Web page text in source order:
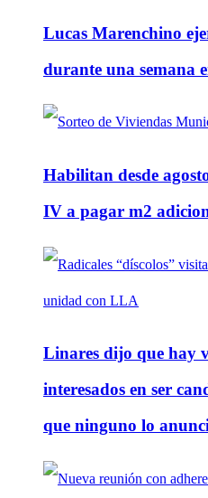
Lucas Marenchino
durante una semana
Habilitan desde
IV a pagar m2
Linares dijo que hay
interesados en ser
que ninguno lo